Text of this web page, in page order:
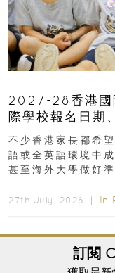
2027-28香港國
際學校報名日期
不少香港家長都希
語或全英語環境中
甚至海外大學做好
27th July, 2026 ｜ In
訂閱